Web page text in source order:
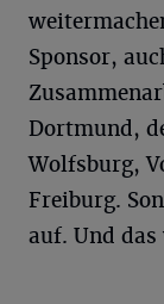
Sponsor,
Dortmund,
Wolfsburg,
Freiburg.
auf. Und